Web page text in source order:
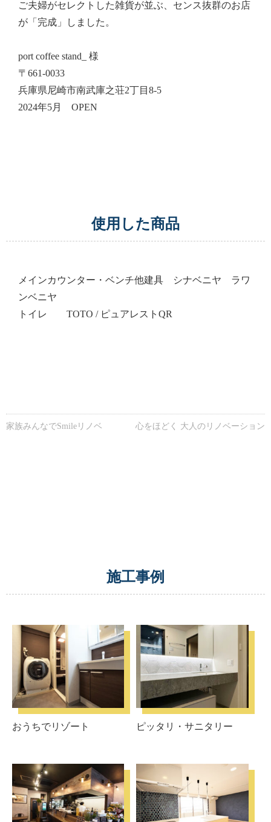
ご夫婦がセレクトした雑貨が並ぶ、センス抜群のお店
が「完成」しました。
port coffee stand_ 様
〒661-0033
兵庫県尼崎市南武庫之荘2丁目8-5
2024年5月 OPEN
使用した商品
メインカウンター・ベンチ他建具 シナベニヤ ラワ
ンベニヤ
トイレ TOTO / ピュアレストQR
家族みんなでSmileリノベ 心をほどく 大人のリノベーション
施工事例
おうちでリゾート ピッタリ・サニタリー